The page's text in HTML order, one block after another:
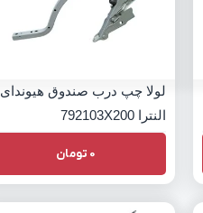
لولا چپ درب صندوق هیوندای
النترا 792103X200
0 تومان